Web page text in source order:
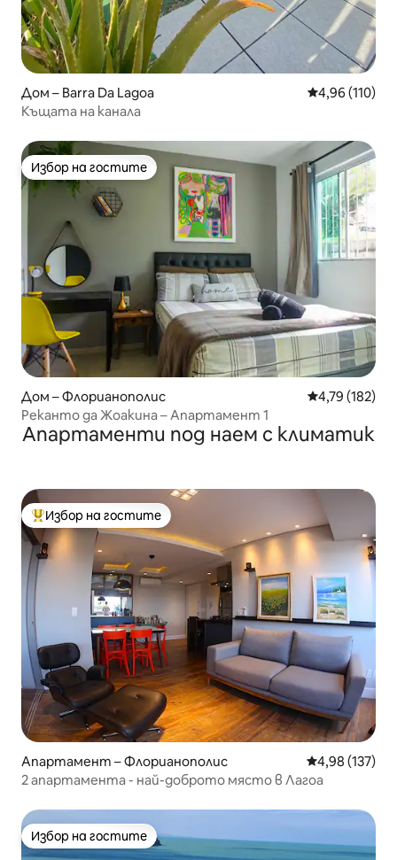
Дом – Barra Da Lagoa Средна
4,96 (110)
Къщата на канала
Избор на гостите
Избор на гостите
Дом – Флорианополис Средна
4,79 (182)
Реканто да Жоакина – Апартамент 1
Апартаменти под наем с климатик
Най-популярен избор на гостите
Избор на гостите
Апартамент – Флорианополис Средна
4,98 (137)
2 апартамента - най-доброто място в Лагоа
Избор на гостите
Избор на гостите